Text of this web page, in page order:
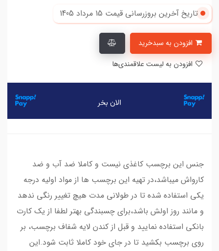
تاریخ آخرین بروزرسانی قیمت 15 مرداد 1405
​​​​جنس این برچسب کاغذی نیست و کاملا ضد آب و ضد
کارواش میباشد،در تهیه این برچسب ها از مواد اولیه درجه
یکی استفاده شده تا در طولانی مدت هیچ تغییر رنگی ندهد
و مانند روز اولش باشد،برای چسبندگی بهتر لطفا از یک کارت
بانکی استفاده نمایید و قبل از کندن لایه شفاف برچسب، بر
روی برچسب بکشید تا در جای خود کاملا ثابت شود.این